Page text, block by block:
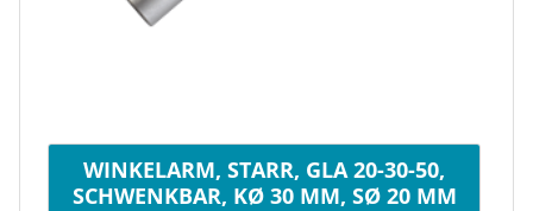
WINKELARM, STARR, GLA 20-30-50,
SCHWENKBAR, KØ 30 MM, SØ 20 MM